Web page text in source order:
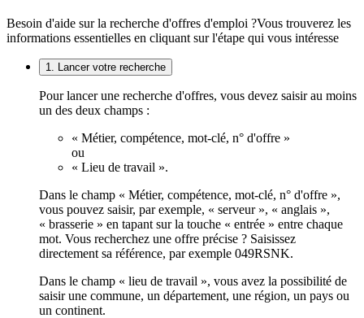
Besoin d'aide sur la recherche d'offres d'emploi ?Vous trouverez les
informations essentielles en cliquant sur l'étape qui vous intéresse
1. Lancer votre recherche
Pour lancer une recherche d'offres, vous devez saisir au moins
un des deux champs :
« Métier, compétence, mot-clé, n° d'offre »
ou
« Lieu de travail ».
Dans le champ « Métier, compétence, mot-clé, n° d'offre »,
vous pouvez saisir, par exemple, « serveur », « anglais »,
« brasserie » en tapant sur la touche « entrée » entre chaque
mot. Vous recherchez une offre précise ? Saisissez
directement sa référence, par exemple 049RSNK.
Dans le champ « lieu de travail », vous avez la possibilité de
saisir une commune, un département, une région, un pays ou
un continent.